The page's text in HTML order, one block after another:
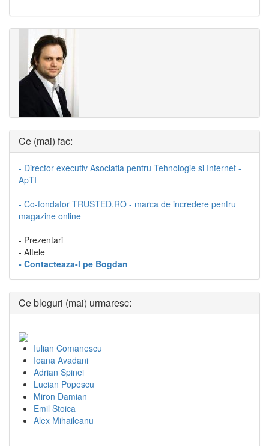
Ce (mai) fac:
- Director executiv Asociatia pentru Tehnologie si Internet -
ApTI
- Co-fondator TRUSTED.RO - marca de incredere pentru
magazine online
- Prezentari
- Altele
- Contacteaza-l pe Bogdan
Ce bloguri (mai) urmaresc:
Iulian Comanescu
Ioana Avadani
Adrian Spinei
Lucian Popescu
Miron Damian
Emil Stoica
Alex Mihaileanu